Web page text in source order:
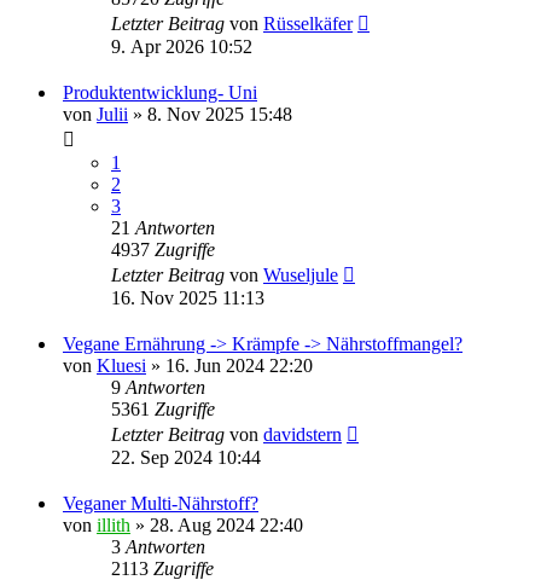
Letzter Beitrag von Rüsselkäfer
9. Apr 2026 10:52
Produktentwicklung- Uni
von Julii » 8. Nov 2025 15:48
1
2
3
21 Antworten
4937 Zugriffe
Letzter Beitrag von Wuseljule
16. Nov 2025 11:13
Vegane Ernährung -> Krämpfe -> Nährstoffmangel?
von Kluesi » 16. Jun 2024 22:20
9 Antworten
5361 Zugriffe
Letzter Beitrag von davidstern
22. Sep 2024 10:44
Veganer Multi-Nährstoff?
von illith » 28. Aug 2024 22:40
3 Antworten
2113 Zugriffe